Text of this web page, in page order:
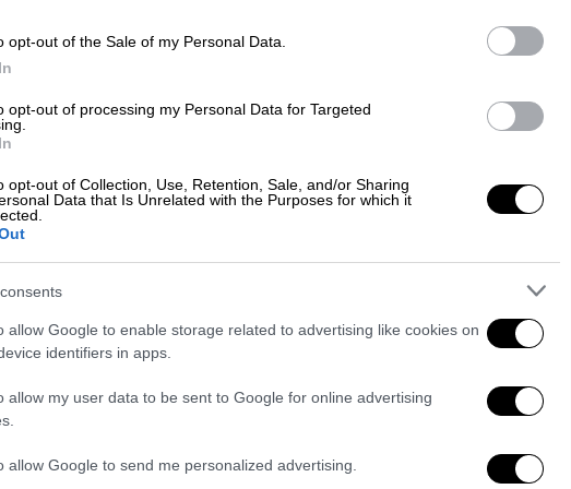
opt-out of the Sale of my Personal Data.
opt-out of processing my Personal Data for Targeted
opt-out of Collection, Use, Retention, Sale, and/or Sharing
Data that Is Unrelated with the Purposes for which it
allow Google to enable storage related to advertising like cookies on
identifiers in apps.
allow my user data to be sent to Google for online advertising
allow Google to send me personalized advertising.
Συναρπαστική ανακάλυψη:
αρχαίο σύμπαν
Κόσμος|17.03.2026 12:31
λιωμένη λάβα - Ποιος είναι ο
με